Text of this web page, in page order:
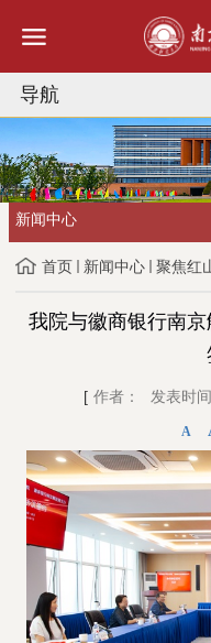
导航
新闻中心
首页 新闻中心 聚焦红
我院与徽商银行南
[ 作者： 发表时
A